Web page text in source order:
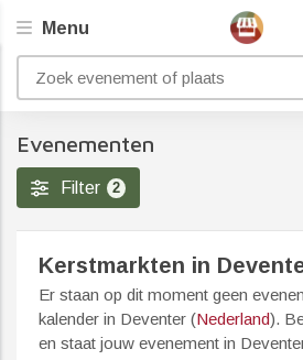
Menu
Evenementen
Filter 2
Kerstmarkten in
Er staan op dit moment geen
kalender in Deventer (Nederland).
en staat jouw evenement in